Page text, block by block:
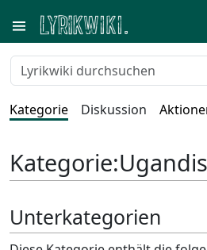
Kategorie Diskussion
Kategorie:
Unterkategorien